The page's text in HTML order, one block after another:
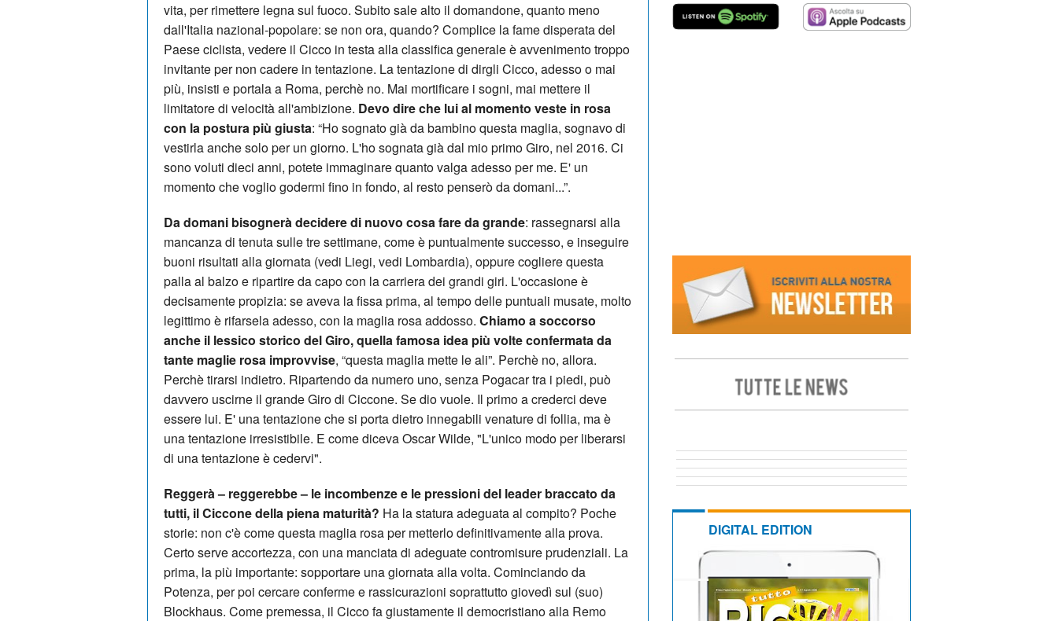
vita, per rimettere legna sul fuoco. Subito sale alto il domandone, quanto meno
dall'Italia nazional-popolare: se non ora, quando? Complice la fame disperata del
Paese ciclista, vedere il Cicco in testa alla classifica generale è avvenimento troppo
invitante per non cadere in tentazione. La tentazione di dirgli Cicco, adesso o mai
più, insisti e portala a Roma, perchè no. Mai mortificare i sogni, mai mettere il
limitatore di velocità all'ambizione. Devo dire che lui al momento veste in rosa
con la postura più giusta: “Ho sognato già da bambino questa maglia, sognavo di
vestirla anche solo per un giorno. L'ho sognata già dal mio primo Giro, nel 2016. Ci
sono voluti dieci anni, potete immaginare quanto valga adesso per me. E' un
momento che voglio godermi fino in fondo, al resto penserò da domani...”.
Da domani bisognerà decidere di nuovo cosa fare da grande: rassegnarsi alla
mancanza di tenuta sulle tre settimane, come è puntualmente successo, e inseguire
buoni risultati alla giornata (vedi Liegi, vedi Lombardia), oppure cogliere questa
palla al balzo e ripartire da capo con la carriera dei grandi giri. L'occasione è
decisamente propizia: se aveva la fissa prima, al tempo delle puntuali musate, molto
legittimo è rifarsela adesso, con la maglia rosa addosso. Chiamo a soccorso
anche il lessico storico del Giro, quella famosa idea più volte confermata da
tante maglie rosa improvvise, “questa maglia mette le ali”. Perchè no, allora.
Perchè tirarsi indietro. Ripartendo da numero uno, senza Pogacar tra i piedi, può
davvero uscirne il grande Giro di Ciccone. Se dio vuole. Il primo a crederci deve
essere lui. E' una tentazione che si porta dietro innegabili venature di follia, ma è
una tentazione irresistibile. E come diceva Oscar Wilde, "L'unico modo per liberarsi
di una tentazione è cedervi".
Reggerà – reggerebbe – le incombenze e le pressioni del leader braccato da
tutti, il Ciccone della piena maturità? Ha la statura adeguata al compito? Poche
storie: non c'è come questa maglia rosa per metterlo definitivamente alla prova.
Certo serve accortezza, con una manciata di adeguate contromisure prudenziali. La
prima, la più importante: sopportare una giornata alla volta. Cominciando da
Potenza, per poi cercare conferme e rassicurazioni soprattutto giovedì sul (suo)
Blockhaus. Come premessa, il Cicco fa giustamente il democristiano alla Remo
DIGITAL EDITION